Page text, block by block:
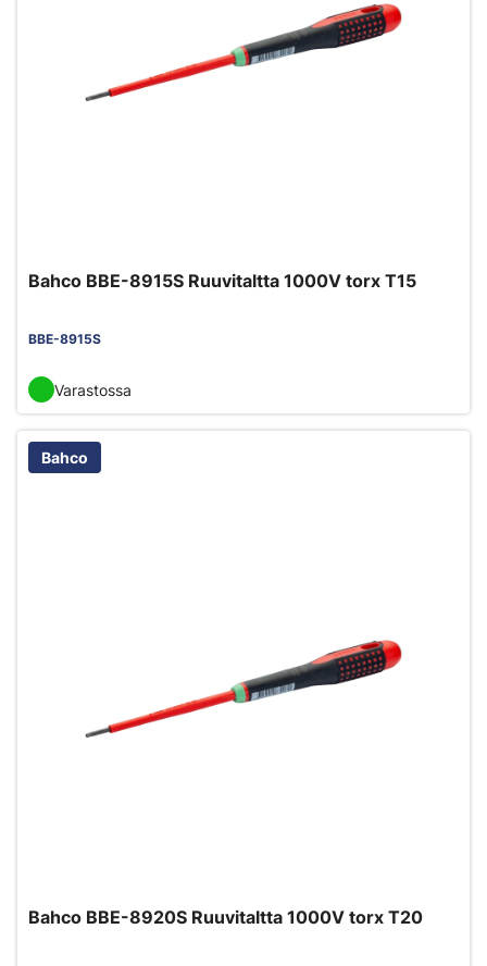
Bahco BBE-8915S Ruuvitaltta 1000V torx T15
BBE-8915S
Varastossa
Bahco
Bahco BBE-8920S Ruuvitaltta 1000V torx T20